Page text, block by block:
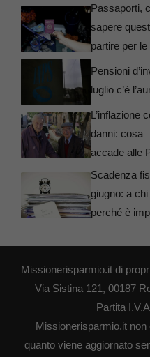
Passaporti,
sapere
partire per
Pensioni
luglio c’è
L’inflazione
danni: cosa
accade alle
Scadenza
giugno: a
perché è
Missionerisparmio.it di
Via Sistina 121, 00187
Partita
Missionerisparmio.it
quanto viene aggiornato